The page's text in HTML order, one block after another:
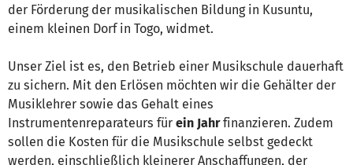
der Förderung der musikalischen Bildung in Kusuntu,
einem kleinen Dorf in Togo, widmet.
Unser Ziel ist es, den Betrieb einer Musikschule dauerhaft
zu sichern. Mit den Erlösen möchten wir die Gehälter der
Musiklehrer sowie das Gehalt eines
Instrumentenreparateurs für ein Jahrfinanzieren. Zudem
sollen die Kosten für die Musikschule selbst gedeckt
werden, einschließlich kleinerer Anschaffungen, der